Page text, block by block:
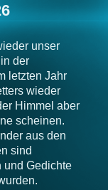
unser
der
letzten Jahr
wieder
Himmel aber
scheinen.
aus den
sind
und Gedichte